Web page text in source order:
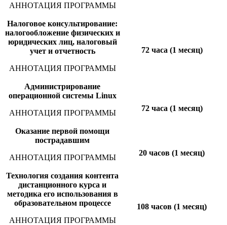
АННОТАЦИЯ ПРОГРАММЫ
Налоговое консультирование:
налогообложение физических и
юридических лиц, налоговый
учет и отчетность
АННОТАЦИЯ ПРОГРАММЫ
72 часа (1 месяц)
Администрирование
операционной системы Linux
АННОТАЦИЯ ПРОГРАММЫ
72 часа (1 месяц)
Оказание первой помощи
пострадавшим
АННОТАЦИЯ ПРОГРАММЫ
20 часов (1 месяц)
Технология создания контента
дистанционного курса и
методика его использования в
образовательном процессе
АННОТАЦИЯ ПРОГРАММЫ
108 часов (1 месяц)